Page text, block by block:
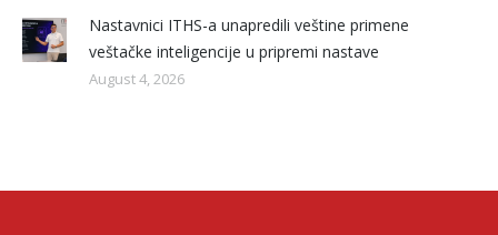
Nastavnici ITHS-a unapredili veštine primene
veštačke inteligencije u pripremi nastave
August 4, 2026